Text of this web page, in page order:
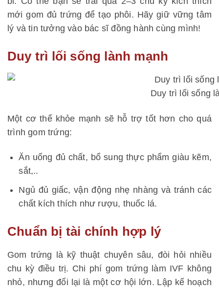
mới gom đủ trứng để tạo phôi. Hãy giữ vững tâm
lý và tin tưởng vào bác sĩ đồng hành cùng mình!
Duy trì lối sống lành mạnh
Duy trì lối sống
Một cơ thể khỏe mạnh sẽ hỗ trợ tốt hơn cho quá
trình gom trứng:
Ăn uống đủ chất, bổ sung thực phẩm giàu kẽm,
sắt,..
Ngủ đủ giấc, vận động nhẹ nhàng và tránh các
chất kích thích như rượu, thuốc lá.
Chuẩn bị tài chính hợp lý
Gom trứng là kỹ thuật chuyên sâu, đòi hỏi nhiều
chu kỳ điều trị. Chi phí gom trứng làm IVF không
nhỏ, nhưng đổi lại là một cơ hội lớn. Lập kế hoạch